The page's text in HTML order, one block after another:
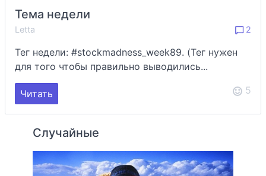
Тема недели
Letta 2
Тег недели: #stockmadness_week89. (Тег нужен
для того чтобы правильно выводились...
Читать 5
Случайные